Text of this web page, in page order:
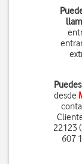
desde
22123
607